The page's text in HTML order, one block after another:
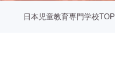
日本児童教育専門学校TOP